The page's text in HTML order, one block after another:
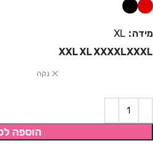
מידה
XL
XXXL
XXXXL
XL
XXL
נקה
הוספה